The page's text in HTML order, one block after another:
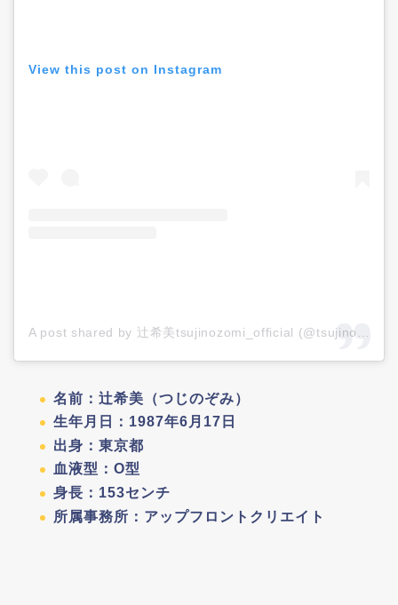
View this post on Instagram
名前：辻希美（つじのぞみ）
生年月日：1987年6月17日
出身：東京都
血液型：O型
身長：153センチ
所属事務所：アップフロントクリエイト